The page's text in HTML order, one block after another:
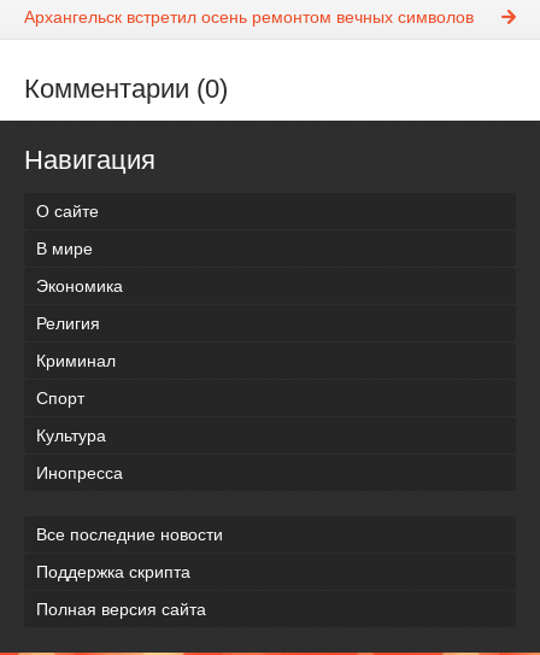
Архангельск встретил осень ремонтом вечных символов
Комментарии (0)
Навигация
О сайте
В мире
Экономика
Религия
Криминал
Спорт
Культура
Инопресса
Все последние новости
Поддержка скрипта
Полная версия сайта